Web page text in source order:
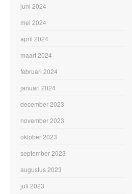
juni 2024
mei 2024
april 2024
maart 2024
februari 2024
januari 2024
december 2023
november 2023
oktober 2023
september 2023
augustus 2023
juli 2023